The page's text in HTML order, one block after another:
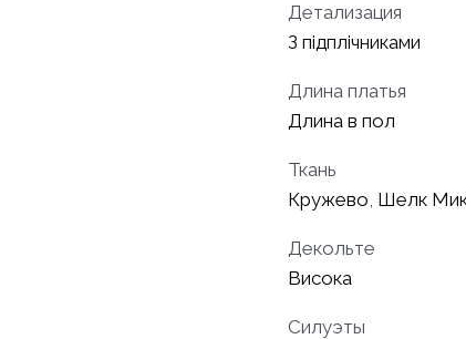
Детализация
З підплічниками
Длина платья
Длина в пол
Ткань
Кружево Шелк
Декольте
Висока
Силуэты